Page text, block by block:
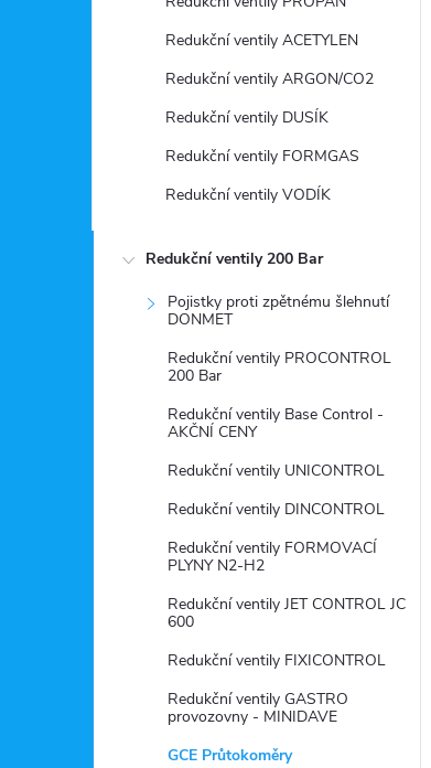
Redukční ventily ACETYLEN
Redukční ventily ARGON/CO2
Redukční ventily DUSÍK
Redukční ventily FORMGAS
Redukční ventily VODÍK
Redukční ventily 200 Bar
Pojistky proti zpětnému šlehnutí
DONMET
Redukční ventily PROCONTROL
200 Bar
Redukční ventily Base Control -
AKČNÍ CENY
Redukční ventily UNICONTROL
Redukční ventily DINCONTROL
Redukční ventily FORMOVACÍ
PLYNY N2-H2
Redukční ventily JET CONTROL JC
600
Redukční ventily FIXICONTROL
Redukční ventily GASTRO
provozovny - MINIDAVE
GCE Průtokoměry